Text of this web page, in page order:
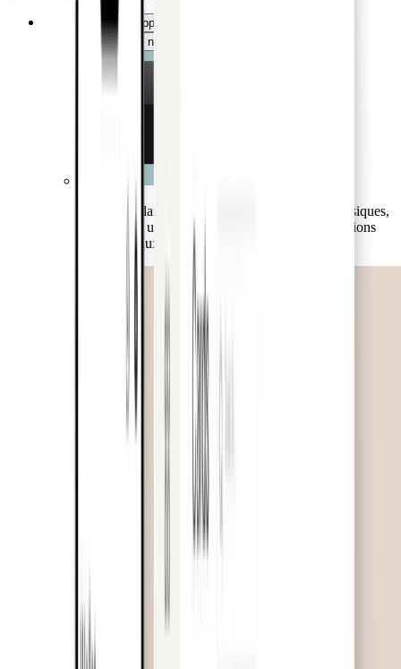
Cartes Application mobile
Portefeuille numérique
Offrez une large gamme de types de cartes : physiques,
virtuelles, à usage unique, lodge et flotte, des options
classiques aux solutions sectorielles.